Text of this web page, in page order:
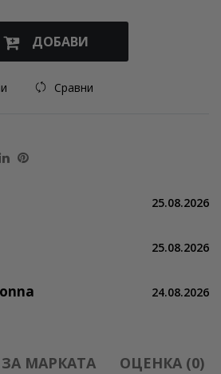
ДОБАВИ
Сравни
25.08.2026
25.08.2026
24.08.2026
ЗА МАРКАТА ОЦЕНКА (0)